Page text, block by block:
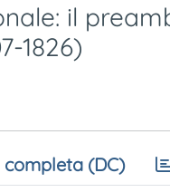
il
1826)
completa (DC)